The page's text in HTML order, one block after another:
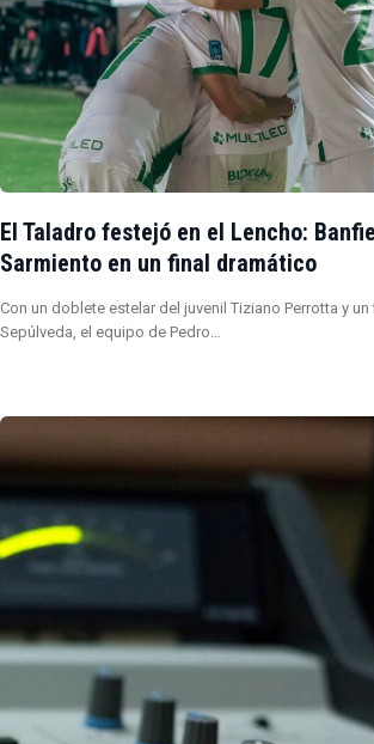
El Taladro festejó en el Lencho:
Sarmiento en un final dramático
Con un doblete estelar del juvenil Tiziano Perrotta y
Sepúlveda, el equipo de Pedro…